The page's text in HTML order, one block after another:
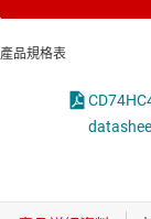
產品規格表